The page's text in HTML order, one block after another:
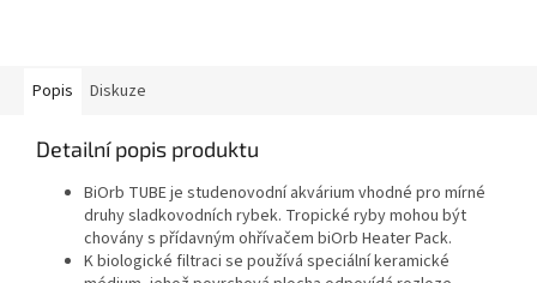
Popis Diskuze
Detailní popis produktu
BiOrb TUBE je studenovodní akvárium vhodné pro mírné
druhy sladkovodních rybek. Tropické ryby mohou být
chovány s přídavným ohřívačem biOrb Heater Pack.
K biologické filtraci se používá speciální keramické